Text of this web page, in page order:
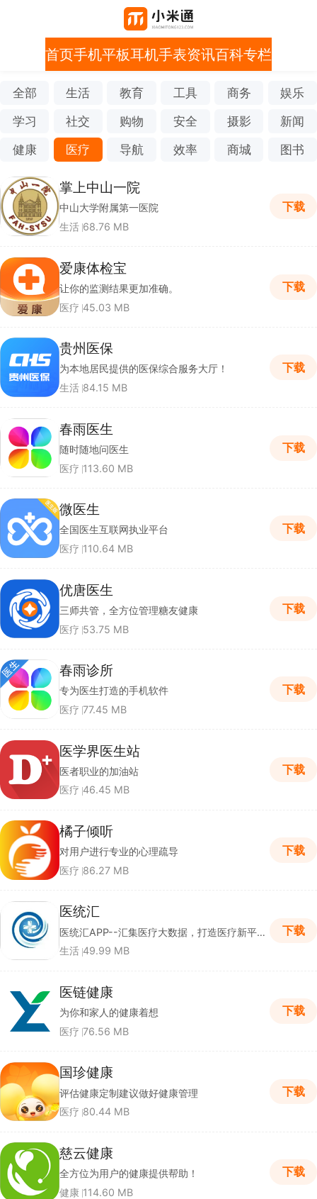
首页手机平板耳机手表资讯百科专栏
全部 生活 教育 工具 商务
娱乐
学习
社交 购物 安全 摄影
新闻
健康
医疗 导航 效率 商城 图书
掌上中山一院
中山大学附属第一医院
生活 68.76 MB
下载
爱康体检宝
让你的监测结果更加准确。
医疗 45.03 MB
下载
贵州医保
为本地居民提供的医保综合服务大厅！
生活 84.15 MB
下载
春雨医生
随时随地问医生
医疗 113.60 MB
下载
微医生
全国医生互联网执业平台
医疗 110.64 MB
下载
优唐医生
三师共管，全方位管理糖友健康
医疗 53.75 MB
下载
春雨诊所
专为医生打造的手机软件
医疗 77.45 MB
下载
医学界医生站
医者职业的加油站
医疗 46.45 MB
下载
橘子倾听
对用户进行专业的心理疏导
医疗 86.27 MB
下载
医统汇
医统汇APP--汇集医疗大数据，打造医疗新平台，建立中国一站式医疗生态服务APP
生活 49.99 MB
下载
医链健康
为你和家人的健康着想
医疗 76.56 MB
下载
国珍健康
评估健康定制建议做好健康管理
医疗 80.44 MB
下载
慈云健康
全方位为用户的健康提供帮助！
健康 114.60 MB
下载